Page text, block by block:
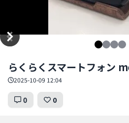
らくらくスマートフォン
2025-10-09 12:04
0 0